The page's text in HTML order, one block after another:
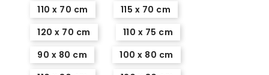
110 x 70 cm
115 x 70 cm
120 x 70 cm
110 x 75 cm
90 x 80 cm
100 x 80 cm